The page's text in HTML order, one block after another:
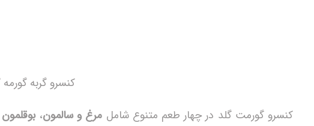
کنسرو گربه
کنسرو گورمت گلد در چهار طعم متنوع شامل مرغ و سالمون،